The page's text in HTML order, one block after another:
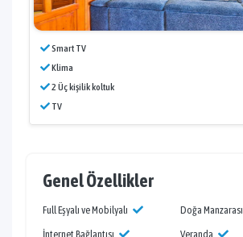
Smart TV
Klima
2 Üç kişilik koltuk
TV
Genel Özellikler
Full Eşyalı ve Mobilyalı
Doğa Manzarası
İnternet Bağlantısı
Veranda